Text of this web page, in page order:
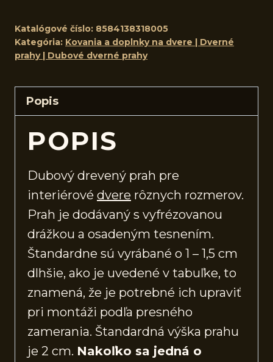
Katalógové číslo: 8584138318005
Kategória: Kovania a doplnky na dvere | Dverné
prahy | Dubové dverné prahy
Popis
POPIS
Dubový drevený prah pre
interiérové dvere rôznych rozmerov.
Prah je dodávaný s vyfrézovanou
drážkou a osadeným tesnením.
Štandardne sú vyrábané o 1 – 1,5 cm
dlhšie, ako je uvedené v tabuľke, to
znamená, že je potrebné ich upraviť
pri montáži podľa presného
zamerania. Štandardná výška prahu
je 2 cm. Nakoľko sa jedná o